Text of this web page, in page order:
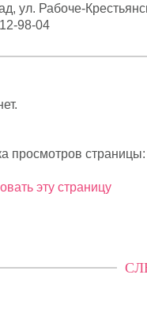
ул. Рабоче-
98-04
просмотров
эту страницу